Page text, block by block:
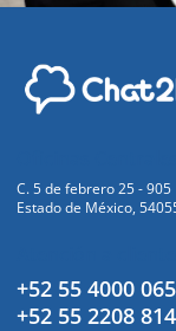
C. 5 de febrero 25 - 905
Estado de México,
+52 55 4000
+52 55 2208